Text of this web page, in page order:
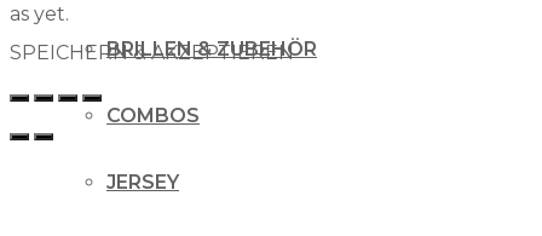
BRILLEN & ZUBEHÖR
COMBOS
JERSEY
as yet.
SPEICHERN & AKZEPTIEREN